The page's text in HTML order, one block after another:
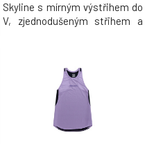
Skyline s mírným výstřihem do
V, zjednodušeným střihem a